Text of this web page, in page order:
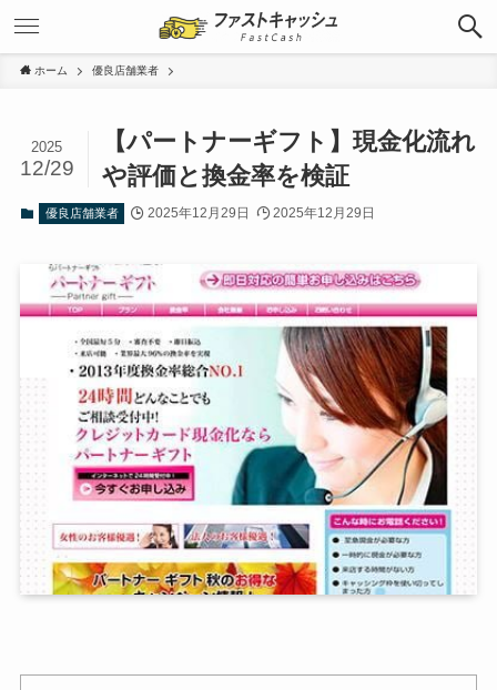
ホーム 優良店舗業者
【パートナーギフト】現金化流れ
や評価と換金率を検証
2025
12/29
優良店舗業者 2025年12月29日 2025年12月29日